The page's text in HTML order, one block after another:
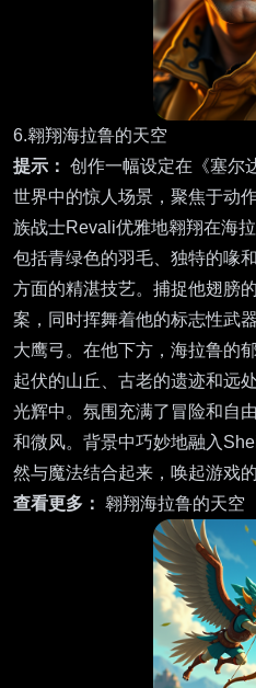
6.翱翔海拉鲁的天空
提示： 创作一幅设定在《塞尔
世界中的惊人场景，聚焦于动
族战士Revali优雅地翱翔在海
包括青绿色的羽毛、独特的喙
方面的精湛技艺。捕捉他翅膀
案，同时挥舞着他的标志性
大鹰弓。在他下方，海拉鲁的
起伏的山丘、古老的遗迹和远
光辉中。氛围充满了冒险和自
和微风。背景中巧妙地融入
然与魔法结合起来，唤起游戏
查看更多： 翱翔海拉鲁的天空